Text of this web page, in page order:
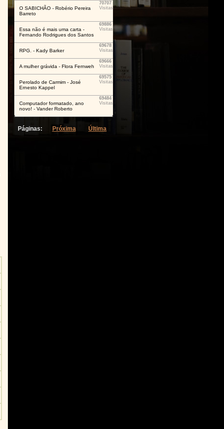
O SABICHÃO - Robério Pereira
Barreto
70707
Visitas
Essa não é mais uma carta -
Fernando Rodrigues dos Santos
69886
Visitas
RPG. - Kady Barker
69678
Visitas
A mulher grávida - Flora Fernweh
69666
Visitas
Perolado de Carmim - José
Ernesto Kappel
69575
Visitas
Computador formatado, ano
novo! - Vander Roberto
69484
Visitas
Páginas: Próxima Última